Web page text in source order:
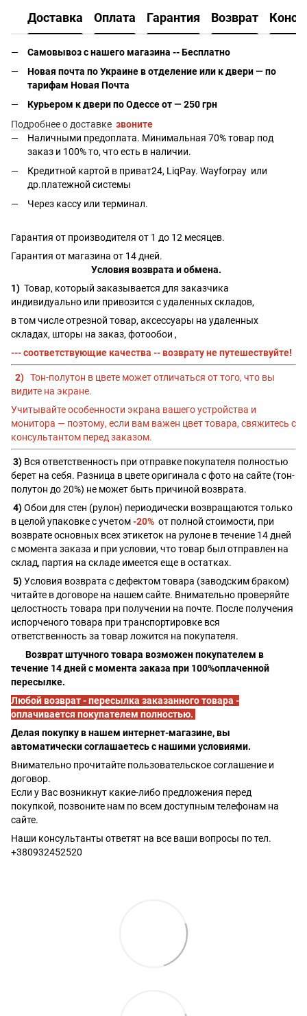
Доставка Оплата Гарантия Возврат
Самовывоз с нашего магазина -- Бесплатно
Новая почта по Украине в отделение или к двери — по
тарифам Новая Почта
Курьером к двери по Одессе от — 250 грн
Подробнее о доставке звоните
Наличными предоплата. Минимальная 70% товар под
заказ и 100% то, что есть в наличии.
Кредитной картой в приват24, LiqPay. Wayforpay или
др.платежной системы
Через кассу или терминал.
Гарантия от производителя от 1 до 12 месяцев.
Гарантия от магазина от 14 дней.
Условия возврата и обмена.
1) Товар, который заказывается для заказчика
индивидуально или привозится с удаленных складов,
в том числе отрезной товар, аксессуары на удаленных
складах, шторы на заказ, фотообои ,
--- соответствующие качества -- возврату не путешествуйте!
2) Тон-полутон в цвете может отличаться от того, что вы
видите на экране.
Учитывайте особенности экрана вашего устройства и
монитора — поэтому, если вам важен цвет товара, свяжитесь с
консультантом перед заказом.
3) Вся ответственность при отправке покупателя полностью
берет на себя. Разница в цвете оригинала с фото на сайте (тон-
полутон до 20%) не может быть причиной возврата.
4)Обои для стен (рулон) периодически возвращаются только
в целой упаковке с учетом-20% от полной стоимости, при
возврате основных всех этикеток на рулоне в течение 14 дней
с момента заказа и при условии, что товар был отправлен на
склад, партия на складе имеется еще в остатках.
5)Условия возврата с дефектом товара (заводским браком)
читайте в договоре на нашем сайте. Внимательно проверяйте
целостность товара при получении на почте. После получения
испорченого товара при транспортировке вся
ответственность за товар ложится на покупателя.
Возврат штучного товара возможен покупателем в
течение 14 дней с момента заказа при 100%оплаченной
пересылке.
Любой возврат - пересылка заказанного товара -
оплачивается покупателем полностью.
Делая покупку в нашем интернет-магазине, вы
автоматически соглашаетесь с нашими условиями.
Внимательно прочитайте пользовательское соглашение и
договор.
Если у Вас возникнут какие-либо предложения перед
покупкой, позвоните нам по всем доступным телефонам на
сайте.
Наши консультанты ответят на все ваши вопросы по тел.
+380932452520